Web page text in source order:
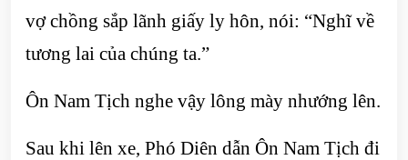
vợ chồng sắp lãnh giấy ly hôn, nói: “Nghĩ về
tương lai của chúng ta.”
Ôn Nam Tịch nghe vậy lông mày nhướng lên.
Sau khi lên xe, Phó Diên dẫn Ôn Nam Tịch đi